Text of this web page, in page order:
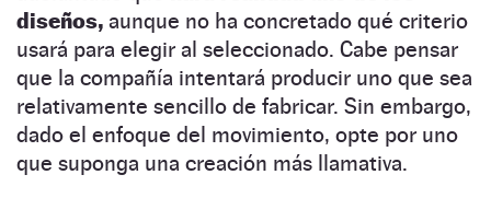
diseños, aunque no ha concretado qué criterio
usará para elegir al seleccionado. Cabe pensar
que la compañía intentará producir uno que sea
relativamente sencillo de fabricar. Sin embargo,
dado el enfoque del movimiento, opte por uno
que suponga una creación más llamativa.